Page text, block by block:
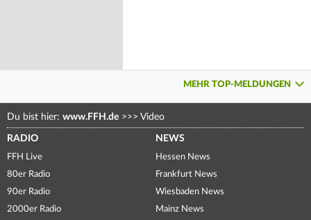
MEHR TOP-MELDUNGEN
Du bist hier: www.FFH.de >>> Video
RADIO
FFH Live
80er Radio
90er Radio
2000er Radio
NEWS
Hessen News
Frankfurt News
Wiesbaden News
Mainz News